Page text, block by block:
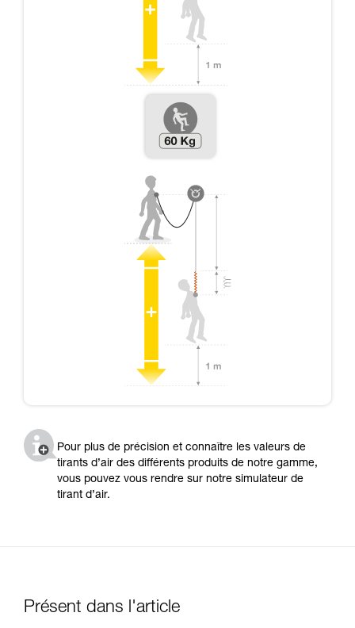
Pour plus de précision et connaître les valeurs de
tirants d’air des différents produits de notre gamme,
vous pouvez vous rendre sur notre simulateur de
tirant d’air.
Présent dans l'article